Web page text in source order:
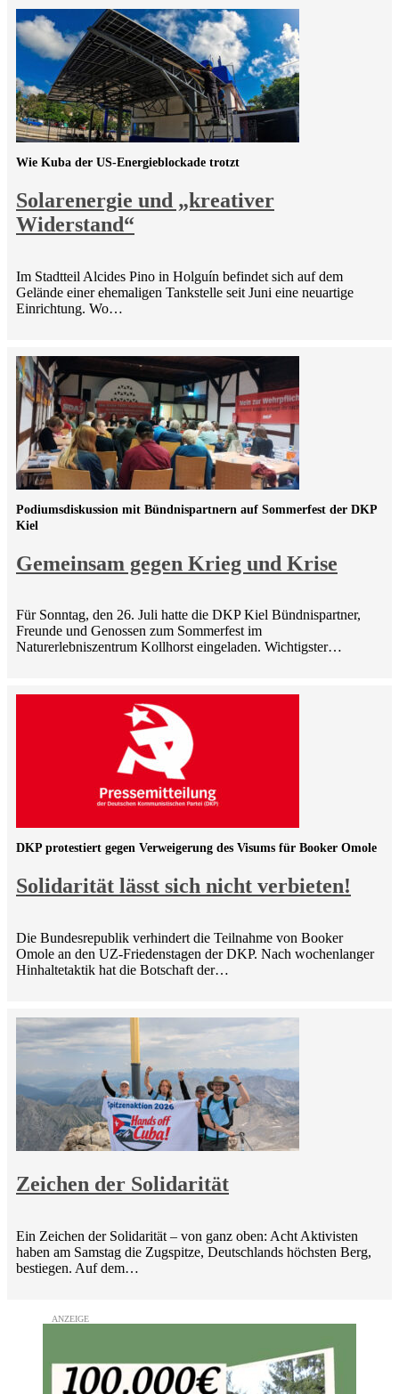
Solarenergie und „kreativer
Widerstand“
Wie Kuba der US-Energieblockade trotzt
Im Stadtteil Alcides Pino in Holguín befindet sich auf dem
Gelände einer ehemaligen Tankstelle seit Juni eine neuartige
Einrichtung. Wo…
Gemeinsam gegen Krieg und Krise
Podiumsdiskussion mit Bündnispartnern auf Sommerfest der DKP
Kiel
Für Sonntag, den 26. Juli hatte die DKP Kiel Bündnispartner,
Freunde und Genossen zum Sommerfest im
Naturerlebniszentrum Kollhorst eingeladen. Wichtigster…
Solidarität lässt sich nicht verbieten!
DKP protestiert gegen Verweigerung des Visums für Booker Omole
Die Bundesrepublik verhindert die Teilnahme von Booker
Omole an den UZ-Friedenstagen der DKP. Nach wochenlanger
Hinhaltetaktik hat die Botschaft der…
Zeichen der Solidarität
Ein Zeichen der Solidarität – von ganz oben: Acht Aktivisten
haben am Samstag die Zugspitze, Deutschlands höchsten Berg,
bestiegen. Auf dem…